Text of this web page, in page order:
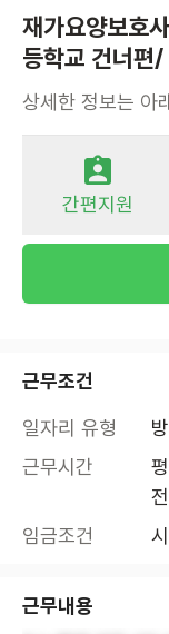
재가요양보호
등학교 건너편
상세한 정보는 아
간편지원
근무조건
일자리 유형
근무시간
임금조건
근무내용